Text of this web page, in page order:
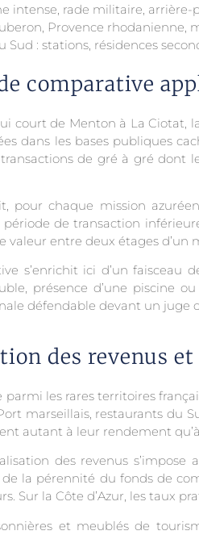
intense, rade militaire, arrière-
Provence rhodanienne,
Sud : stations, résidences
comparative
court de Menton à La Ciotat,
dans les bases publiques
de gré à gré dont
pour chaque mission
de transaction
valeur entre deux étages
s’enrichit ici d’un
présence d’une piscine
défendable devant un juge
des revenus
parmi les rares territoires
marseillais, restaurants du
autant à leur rendement
des revenus
la pérennité du fonds de
Sur la Côte d’Azur, les taux
et meublés de